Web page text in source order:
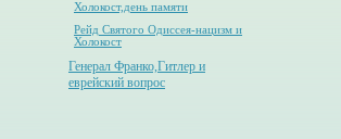
Холокост,день памяти
Рейд Святого Одиссея-нацизм и
Холокост
Генерал Франко,Гитлер и
еврейский вопрос